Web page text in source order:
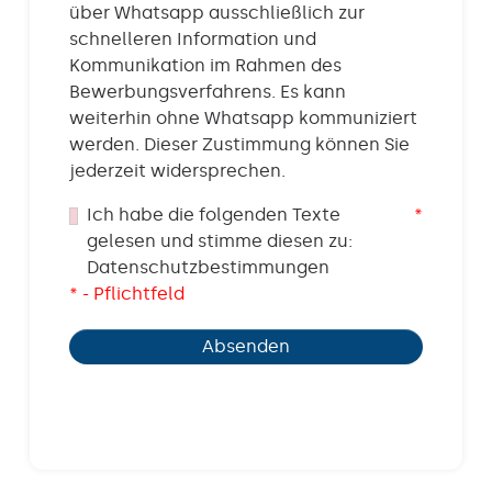
über Whatsapp ausschließlich zur
schnelleren Information und
Kommunikation im Rahmen des
Bewerbungsverfahrens. Es kann
weiterhin ohne Whatsapp kommuniziert
werden. Dieser Zustimmung können Sie
jederzeit widersprechen.
*
Ich habe die folgenden Texte
gelesen und stimme diesen zu:
Datenschutzbestimmungen
* - Pflichtfeld
Absenden